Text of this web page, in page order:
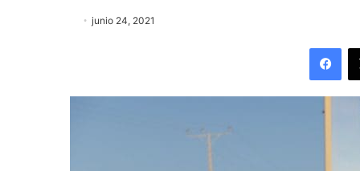
junio 24, 2021